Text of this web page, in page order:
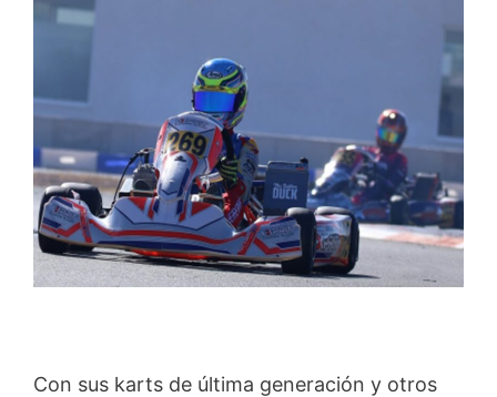
Con sus karts de última generación y otros